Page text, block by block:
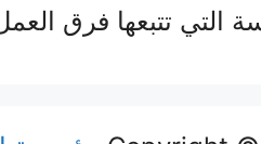
التي تتبعها فرق